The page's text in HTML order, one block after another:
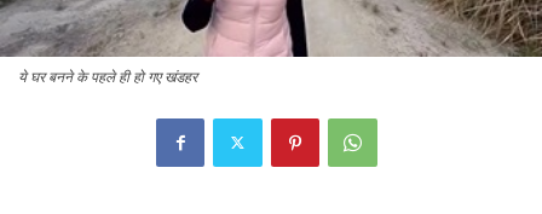
ये घर बनने के पहले ही हो गए खंडहर